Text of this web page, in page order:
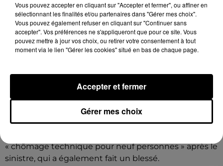
Une casse automobile partiellement
« chômage technique pour neuf personnes » après le
sinistre, qui a également fait un blessé.
Vous pouvez accepter en cliquant sur "Accepter et fermer", ou affiner en
sélectionnant les finalités et/ou partenaires dans "Gérer mes choix".
Vous pouvez également refuser en cliquant sur "Continuer sans
accepter". Vos préférences ne s'appliqueront que pour ce site. Vous
pouvez mettre à jour vos choix, ou retirer votre consentement à tout
moment via le lien "Gérer les cookies" situé en bas de chaque page.
Gérer mes choix
Accepter et fermer